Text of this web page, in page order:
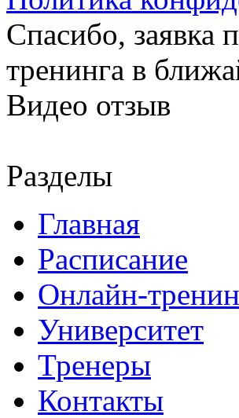
Спасибо,
тренинга в
Видео отзыв
Разделы
Главная
Расписание
Онлайн-
Университет
Тренеры
Контакты